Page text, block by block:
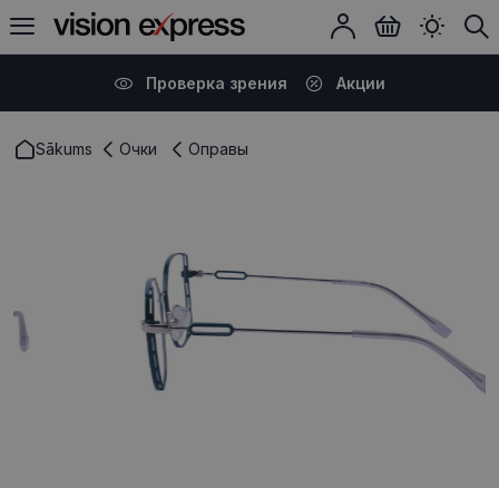
Проверка зрения Акции
Sākums Очки Оправы